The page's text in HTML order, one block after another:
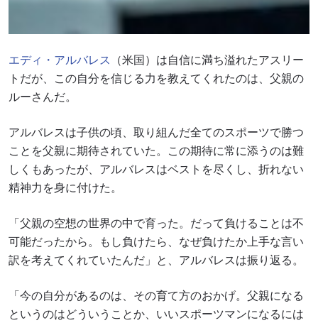
エディ・アルバレス
（米国）は自信に満ち溢れたアスリー
トだが、この自分を信じる力を教えてくれたのは、父親の
ルーさんだ。
アルバレスは子供の頃、取り組んだ全てのスポーツで勝つ
ことを父親に期待されていた。この期待に常に添うのは難
しくもあったが、アルバレスはベストを尽くし、折れない
精神力を身に付けた。
「父親の空想の世界の中で育った。だって負けることは不
可能だったから。もし負けたら、なぜ負けたか上手な言い
訳を考えてくれていたんだ」と、アルバレスは振り返る。
「今の自分があるのは、その育て方のおかげ。父親になる
というのはどういうことか、いいスポーツマンになるには